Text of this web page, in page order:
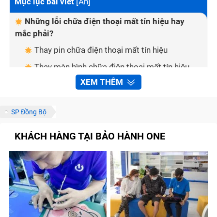
Những lỗi chữa điện thoại mất tín hiệu hay
mắc phải?
Thay pin chữa điện thoại mất tín hiệu
Thay màn hình chữa điện thoại mất tín hiệu
Thay mặt kính cảm ứng chữa điện thoại mất
Thay vỏ chữa điện thoại mất tín hiệu
Thay mic chữa điện thoại mất tín hiệu
An tâm về dịch vụ khi sửa chữa chữa điện thoại
mất tín hiệu tại Trung Tâm Bảo Hành One
Sửa chữa nhanh chóng, tiện lợi
Linh kiện đảm bảo chất lượng
XEM THÊM
SP Đồng Bộ
KHÁCH HÀNG TẠI BẢO HÀNH ONE